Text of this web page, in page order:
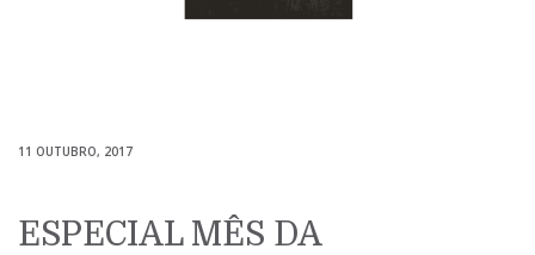
11 OUTUBRO, 2017
ESPECIAL MÊS DA